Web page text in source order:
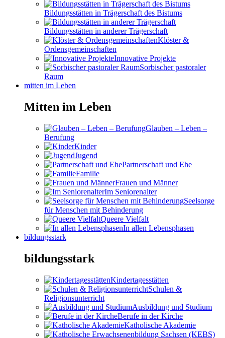
Bildungsstätten in Trägerschaft des Bistums
Bildungsstätten in anderer Trägerschaft
Klöster &
Ordensgemeinschaften
Innovative Projekte
Sorbischer pastoraler
Raum
mitten im Leben
Mitten im Leben
Glauben – Leben –
Berufung
Kinder
Jugend
Partnerschaft und Ehe
Familie
Frauen und Männer
Im Seniorenalter
Seelsorge
für Menschen mit Behinderung
Queere Vielfalt
In allen Lebensphasen
bildungsstark
bildungsstark
Kindertagesstätten
Schulen &
Religionsunterricht
Ausbildung und Studium
Berufe in der Kirche
Katholische Akademie